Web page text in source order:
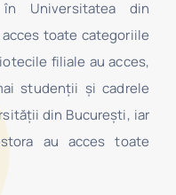
Universitatea din
toate categoriile
filiale au acces,
studenţii şi cadrele
din București, iar
au acces toate